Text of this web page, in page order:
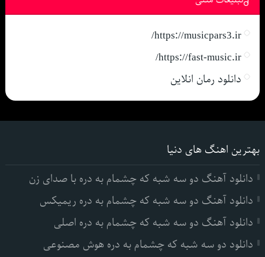
https://musicpars3.ir/
https://fast-music.ir/
دانلود رمان انلاین
بهترین اهنگ های دنیا
دانلود آهنگ دو سه شبه که چشمام به دره با صدای زن
دانلود آهنگ دو سه شبه که چشمام به دره ریمیکس
دانلود آهنگ دو سه شبه که چشمام به دره اصلی
دانلود دو سه شبه که چشمام به دره هوش مصنوعی